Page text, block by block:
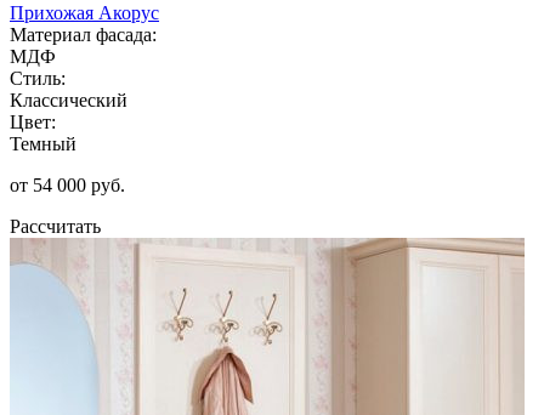
Прихожая Акорус
Материал фасада:
МДФ
Стиль:
Классический
Цвет:
Темный
от 54 000 руб.
Рассчитать